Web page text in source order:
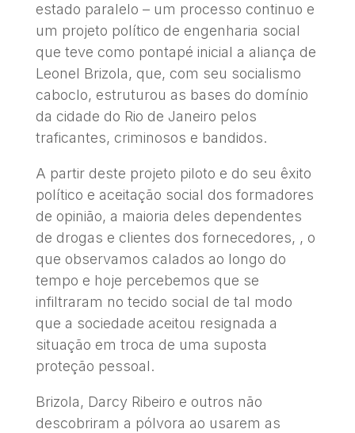
estado paralelo – um processo continuo e
um projeto político de engenharia social
que teve como pontapé inicial a aliança de
Leonel Brizola, que, com seu socialismo
caboclo, estruturou as bases do domínio
da cidade do Rio de Janeiro pelos
traficantes, criminosos e bandidos.
A partir deste projeto piloto e do seu êxito
político e aceitação social dos formadores
de opinião, a maioria deles dependentes
de drogas e clientes dos fornecedores, , o
que observamos calados ao longo do
tempo e hoje percebemos que se
infiltraram no tecido social de tal modo
que a sociedade aceitou resignada a
situação em troca de uma suposta
proteção pessoal.
Brizola, Darcy Ribeiro e outros não
descobriram a pólvora ao usarem as